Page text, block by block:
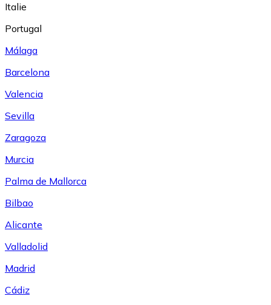
Italie
Portugal
Málaga
Barcelona
Valencia
Sevilla
Zaragoza
Murcia
Palma de Mallorca
Bilbao
Alicante
Valladolid
Madrid
Cádiz